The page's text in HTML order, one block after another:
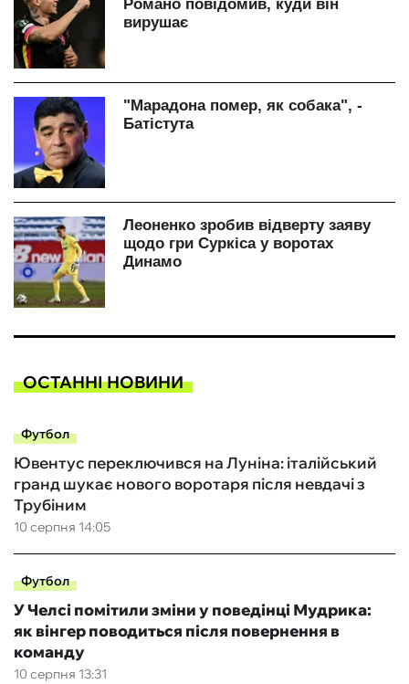
ОСТАННІ НОВИНИ
Футбол
10 серпня 14:05
Ювентус переключився на Луніна: італійський
гранд шукає нового воротаря після невдачі з
Трубіним
Футбол
10 серпня 13:31
У Челсі помітили зміни у поведінці Мудрика:
як вінгер поводиться після повернення в
команду